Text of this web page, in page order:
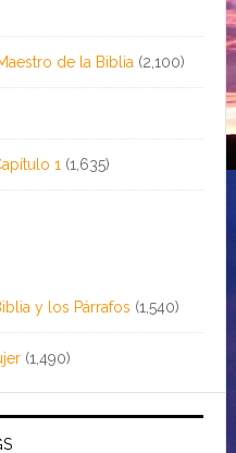
de la Biblia (2,100)
1 (1,635)
y los Párrafos (1,540)
(1,490)